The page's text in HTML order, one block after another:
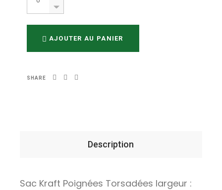
AJOUTER AU PANIER
SHARE
Description
Sac Kraft Poignées Torsadées largeur :